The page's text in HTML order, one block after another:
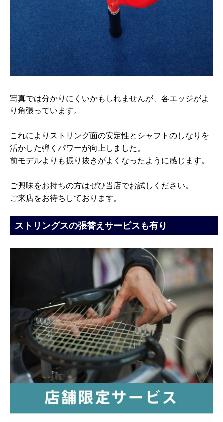
写真では分かりにくいかもしれませんが、各エッジがよ
り角張っています。
これによりストリング面の安定性とシャフトのしなりを
活かした弾くパワーが向上しました。
前モデルよりも振り抜きがよくなったように感じます。
ご興味をお持ちの方はぜひ当店でお試しください。
ご来店をお待ちしております。
ストリングスの張替えサービスも有り